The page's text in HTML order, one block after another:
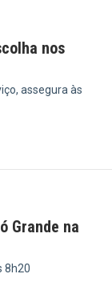
nos
assegura às
Grande na
8h20